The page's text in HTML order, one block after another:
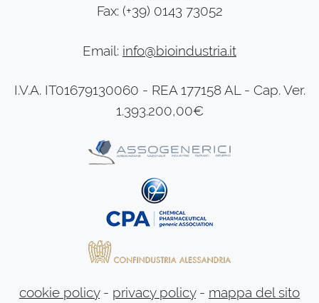
Fax: (+39) 0143 73052
Email: info@bioindustria.it
I.V.A. IT01679130060 - REA 177158 AL - Cap. Ver.
1.393.200,00€
cookie policy- privacy policy- mappa del sito